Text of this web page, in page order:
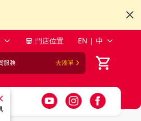
門店位置 EN | 中
服務 去湊單